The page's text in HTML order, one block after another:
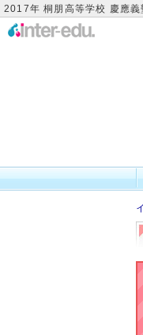
2017年 桐朋高等学校 慶應義